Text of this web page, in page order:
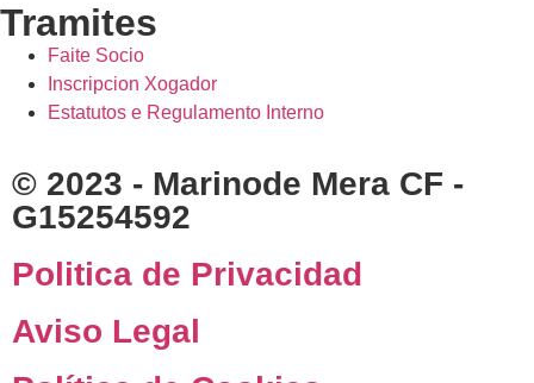
Tramites
Faite Socio
Inscripcion Xogador
Estatutos e Regulamento Interno
© 2023 - Marinode Mera CF -
G15254592
Politica de Privacidad
Aviso Legal